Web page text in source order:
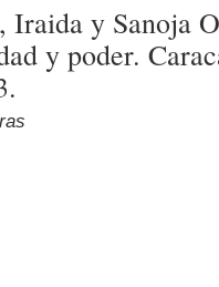
Iraida y Sanoja
y poder.